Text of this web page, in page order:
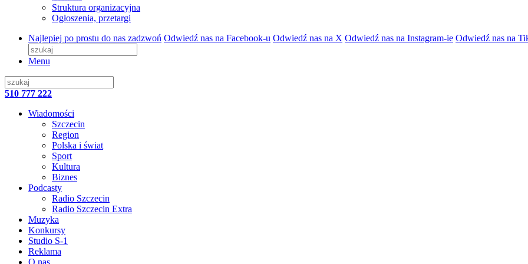
Struktura organizacyjna
Ogłoszenia, przetargi
Najlepiej po prostu do nas zadzwoń Odwiedź nas na Facebook-u Odwiedź nas na X Odwiedź nas na Instagram-ie Odwiedź nas na
Menu
510 777 222
Wiadomości
Szczecin
Region
Polska i świat
Sport
Kultura
Biznes
Podcasty
Radio Szczecin
Radio Szczecin Extra
Muzyka
Konkursy
Studio S-1
Reklama